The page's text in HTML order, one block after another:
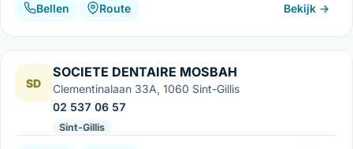
Bellen Route Bekijk →
SD
SOCIETE DENTAIRE MOSBAH
Clementinalaan 33A, 1060 Sint-Gillis
02 537 06 57
Sint-Gillis